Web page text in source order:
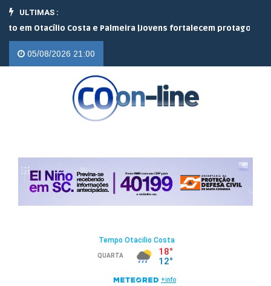
ULTIMAS :
Otacílio Costa e Palmeira |Jovens fortalecem protagonismo no
05/08/2026 21:00